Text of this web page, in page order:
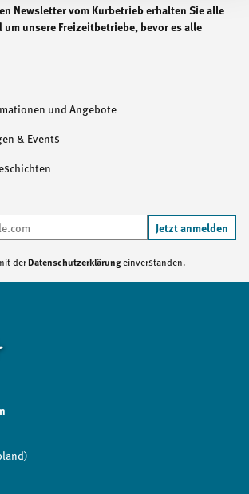
Newsletter vom Kurbetrieb erhalten Sie alle
unsere Freizeitbetriebe, bevor es alle
und Angebote
& Events
Jetzt anmelden
derDatenschutzerklärungeinverstanden.